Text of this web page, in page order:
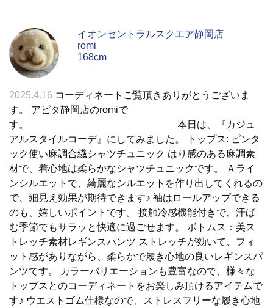
イオンセントラルスクエア静岡店
romi
168cm
2025.4.16 コーディネートご覧頂きありがとうございま
す。 アピタ静岡店のromiで
す。 本日は、『カジュ
アルスタイルコーデ』にしてみました。 トップス: ピンタ
ック使い麻調合繊シャツチュニック はり感のある麻調素
材で、着心地は柔らかなシャツチュニックです。 Ａライ
ンシルエットで、綺麗なシルエットを作り出してくれるの
で、細見え効果が期待できます♪ 袖はロールアップできる
のも、嬉しいポイントです。 接触冷感機能付きで、汗ば
む季節でもサラッと快適に過ごせます。 ボトムス：美ス
トレッチ素材レギンスパンツ ストレッチが効いて、フィ
ット感がありながら、柔らかで履き心地の良いレギンスパ
ンツです。 カラーバリエーションも豊富なので、様々な
トップスとのコーディネートをお楽しみ頂けるアイテムで
す♪ ウエストゴム仕様なので、ストレスフリーな履き心地